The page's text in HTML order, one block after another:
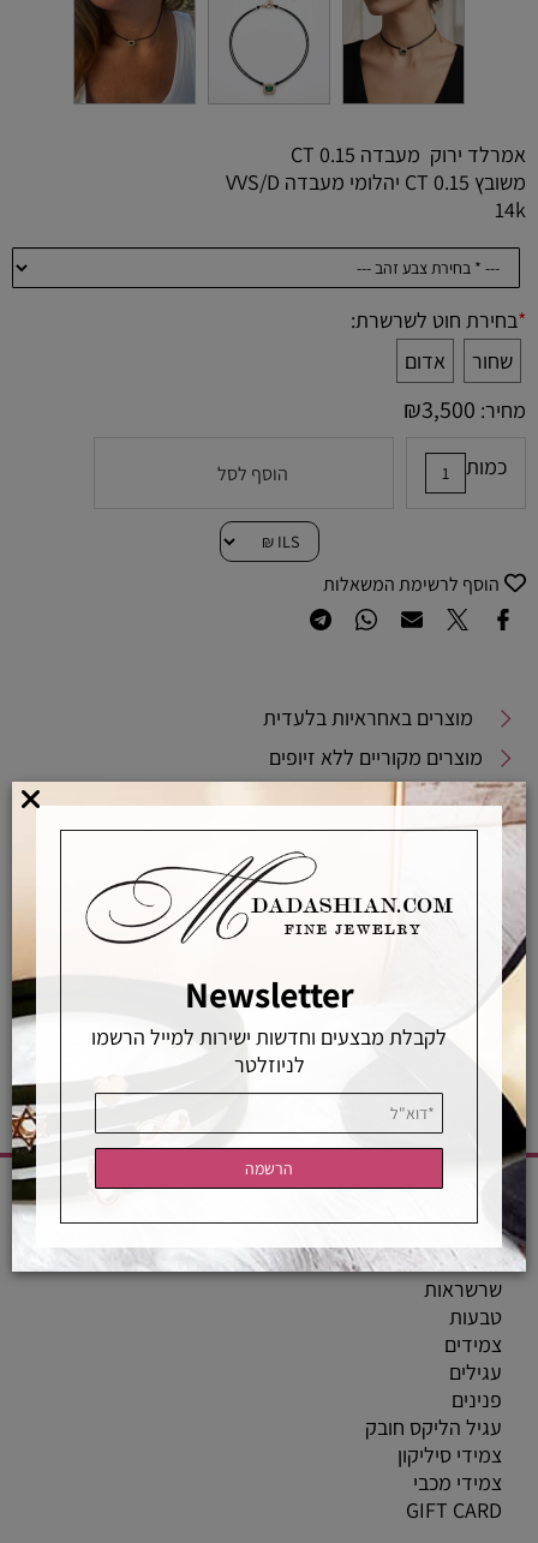
אמרלד ירוק מעבדה 0.15 CT
משובץ 0.15 CT יהלומי מעבדה VVS/D
14k
*בחירת חוט לשרשרת:
שחור
אדום
מחיר:
₪3,500
כמות הוסף לסל
הוסף לרשימת המשאלות
מוצרים באחראיות בלעדית
מוצרים מקוריים ללא זיופים
משלוחים מהירים
אפשרויות החלפה / החזרה
אחראיות בלעדית משלוחים מהירים רכישה מאובטחת
CATEGORIES
שרשראות
טבעות
צמידים
עגילים
פנינים
עגיל הליקס חובק
צמידי סיליקון
צמידי מכבי
GIFT CARD
Newsletter
לקבלת מבצעים וחדשות ישירות למייל הרשמו
לניוזלטר